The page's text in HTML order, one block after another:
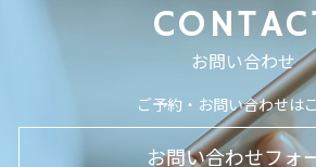
お問い合わせ
ご予約・お問い合わせは
お問い合わせフォ